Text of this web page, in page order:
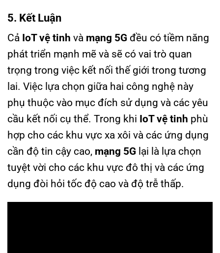
5. Kết Luận
Cả IoT vệ tinh và mạng 5G đều có tiềm năng
phát triển mạnh mẽ và sẽ có vai trò quan
trọng trong việc kết nối thế giới trong tương
lai. Việc lựa chọn giữa hai công nghệ này
phụ thuộc vào mục đích sử dụng và các yêu
cầu kết nối cụ thể. Trong khi IoT vệ tinh phù
hợp cho các khu vực xa xôi và các ứng dụng
cần độ tin cậy cao, mạng 5G lại là lựa chọn
tuyệt vời cho các khu vực đô thị và các ứng
dụng đòi hỏi tốc độ cao và độ trễ thấp.